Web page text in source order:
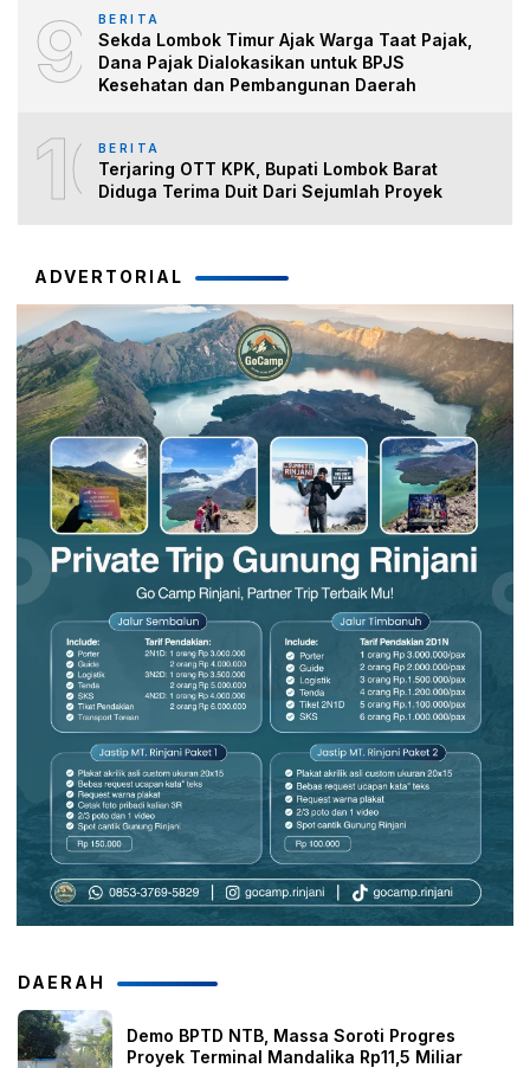
9 BERITA
Sekda Lombok Timur Ajak Warga Taat Pajak,
Dana Pajak Dialokasikan untuk BPJS
Kesehatan dan Pembangunan Daerah
10BERITA
Terjaring OTT KPK, Bupati Lombok Barat
Diduga Terima Duit Dari Sejumlah Proyek
ADVERTORIAL
DAERAH
Demo BPTD NTB, Massa Soroti Progres
Proyek Terminal Mandalika Rp11,5 Miliar